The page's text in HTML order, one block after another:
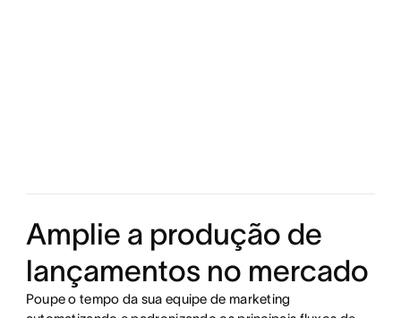
Amplie a produção de
lançamentos no mercado
Poupe o tempo da sua equipe de marketing